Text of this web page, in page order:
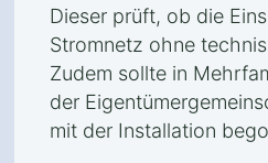
Dieser prüft, ob die
Stromnetz ohne
Zudem sollte in
der
mit der Installation